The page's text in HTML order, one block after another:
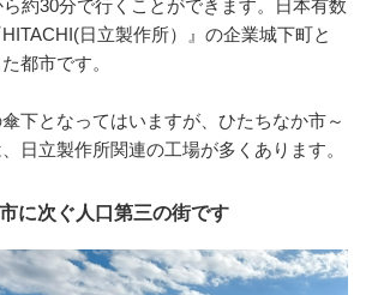
約30分で行くことができます。日本有数
日立製作所）』の企業城下町と
都市です。
下となってはいますが、ひたちなか市～
日立製作所関連の工場が多くあります。
に次ぐ人口第三の街です